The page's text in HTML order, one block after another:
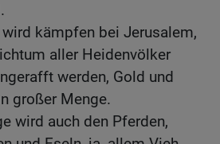
kämpfen bei Jerusalem,
aller Heidenvölker
werden, Gold und
großer Menge.
wird auch den Pferden,